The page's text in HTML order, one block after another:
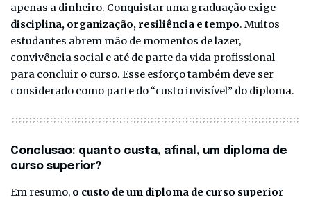
apenas a dinheiro. Conquistar uma graduação exige
disciplina, organização, resiliência e tempo. Muitos
estudantes abrem mão de momentos de lazer,
convivência social e até de parte da vida profissional
para concluir o curso. Esse esforço também deve ser
considerado como parte do “custo invisível” do diploma.
Conclusão: quanto custa, afinal, um diploma de
curso superior?
Em resumo, o custo de um diploma de curso superior